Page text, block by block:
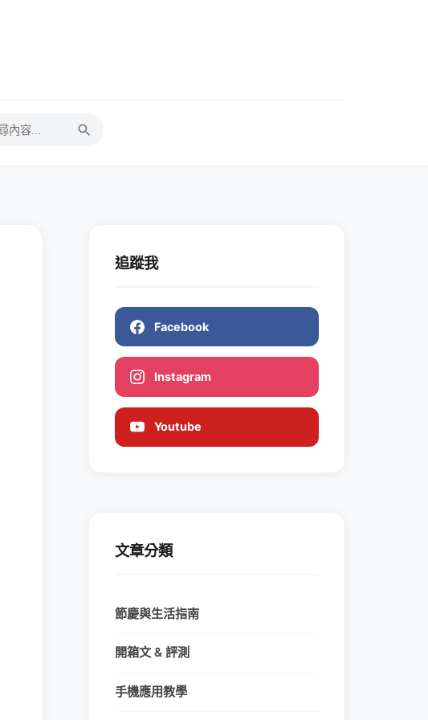
追蹤我
Facebook
Instagram
Youtube
文章分類
節慶與生活指南
開箱文 & 評測
手機應用教學